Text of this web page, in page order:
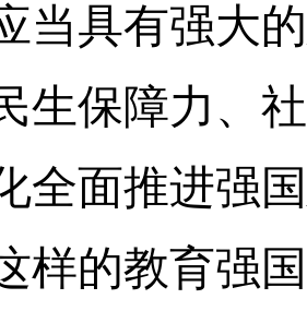
当具有强大
生保障力、
全面推进强
样的教育强